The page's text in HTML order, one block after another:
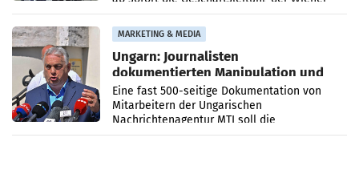
PR-Agentur an der Seite von Josef Kalina und
Anna Kalina-Mahr.
MARKETING & MEDIA
Ungarn: Journalisten
dokumentierten Manipulation und
Zensur
Eine fast 500-seitige Dokumentation von
Mitarbeitern der Ungarischen
Nachrichtenagentur MTI soll die
systematische Nachrichten-Manipulation und